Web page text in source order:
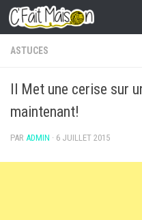
Skip to content
ASTUCES
Il Met une cerise sur
maintenant!
PAR ADMIN · 6 JUILLET 2015